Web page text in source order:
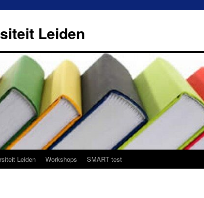
Leiden
Leiden Workshops SMART test